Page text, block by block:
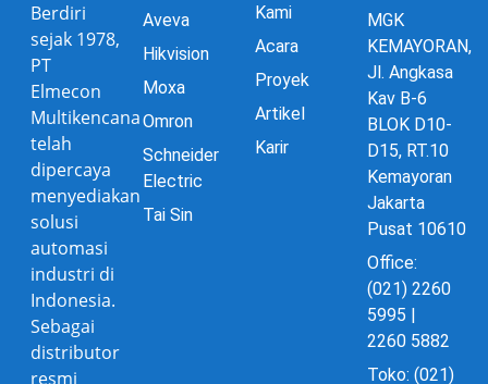
Berdiri
sejak 1978,
PT
Elmecon
Multikencana
telah
dipercaya
menyediakan
solusi
automasi
industri di
Indonesia.
Sebagai
distributor
resmi
Aveva
Hikvision
Moxa
Omron
Schneider
Electric
Tai Sin
Kami
Acara
Proyek
Artikel
Karir
MGK
KEMAYORAN,
Jl. Angkasa
Kav B-6
BLOK D10-
D15, RT.10
Kemayoran
Jakarta
Pusat 10610
Office:
(021) 2260
5995 |
2260 5882
Toko: (021)